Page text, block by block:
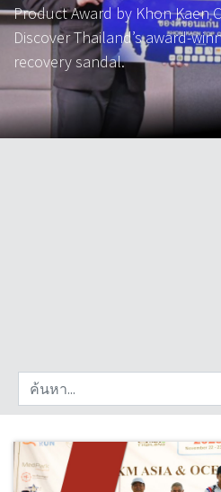
Product Award by Khon Kaen
Discover Thailand’s award-
recovery sandal.